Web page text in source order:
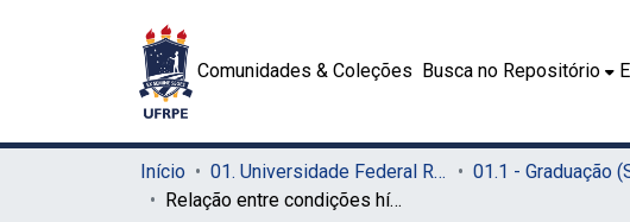
Comunidades & Coleções Busca no Repositório
Início 01. Universidade Federal Rural de Pernambuco - UFRPE (Sede) 01.1 - Graduação
Relação entre condições hídricas e o desenvolvimento da cana-de-açúcar no município de Petrolina Pernambuco sobre influência do La Niña, El Niño e anos considerados normais